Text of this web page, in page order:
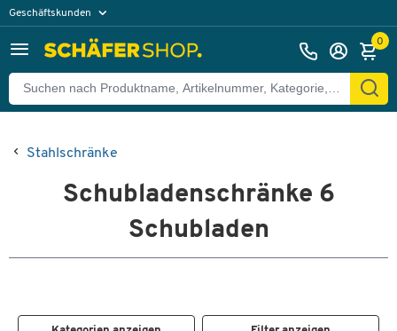
Geschäftskunden
0
Stahlschränke
Schubladenschränke 6
Schubladen